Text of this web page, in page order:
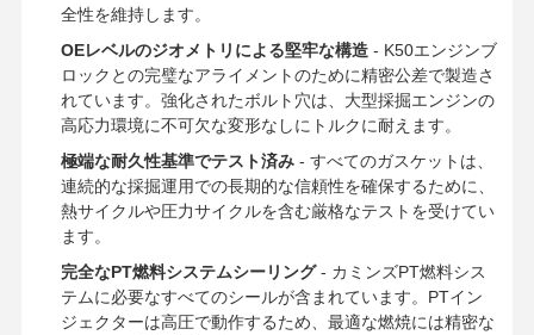
全性を維持します。
OEレベルのジオメトリによる堅牢な構造- K50エンジンブ
ロックとの完璧なアライメントのために精密公差で製造さ
れています。強化されたボルト穴は、大型採掘エンジンの
高応力環境に不可欠な変形なしにトルクに耐えます。
極端な耐久性基準でテスト済み- すべてのガスケットは、
連続的な採掘運用での長期的な信頼性を確保するために、
熱サイクルや圧力サイクルを含む厳格なテストを受けてい
ます。
完全なPT燃料システムシーリング- カミンズPT燃料シス
テムに必要なすべてのシールが含まれています。PTイン
ジェクターは高圧で動作するため、最適な燃焼には精密な